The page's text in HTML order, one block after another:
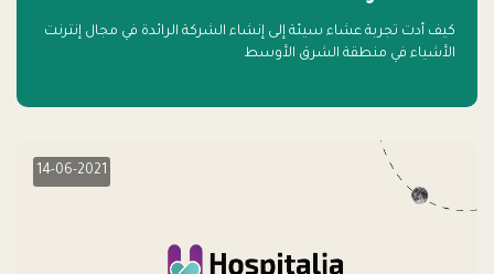
كيف أدت تجربة عشاء سيئة إلى إنشاء الشركة الرائدة في مجال إنترنت
الأشياء في منطقة الشرق الأوسط
14-06-2021